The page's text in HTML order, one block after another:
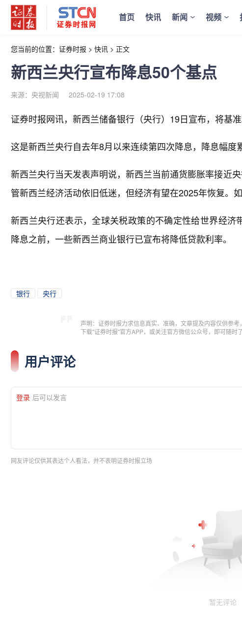
首页 快讯 新闻 视频
您当前的位置： 证券时报 > 快讯 > 正文
新西兰央行宣布降息50个基点
来源：央视新闻 2025-02-19 17:08
证券时报网讯， 新西兰储备银行（央行）19日宣布，将基
这是新西兰央行自去年8月以来连续第四次降息，降息幅度
新西兰央行当天发表声明说，新西兰当前通货膨胀率接近
管新西兰经济活动依旧低迷，但经济有望在2025年恢复。
新西兰央行还表示，全球关税政策的不确定性给世界经
降息之前，一些新西兰商业银行已宣布将降低贷款利率。
银行 央行
声明：证券时报力求信息真实、准确，文章提及内容仅供参
下载"证券时报"官方APP，或关注官方微信公众号，即可随时
用户评论
登录 后可以发言
网友评论仅供其表达个人看法，并不表明证券时报立场
暂无评论